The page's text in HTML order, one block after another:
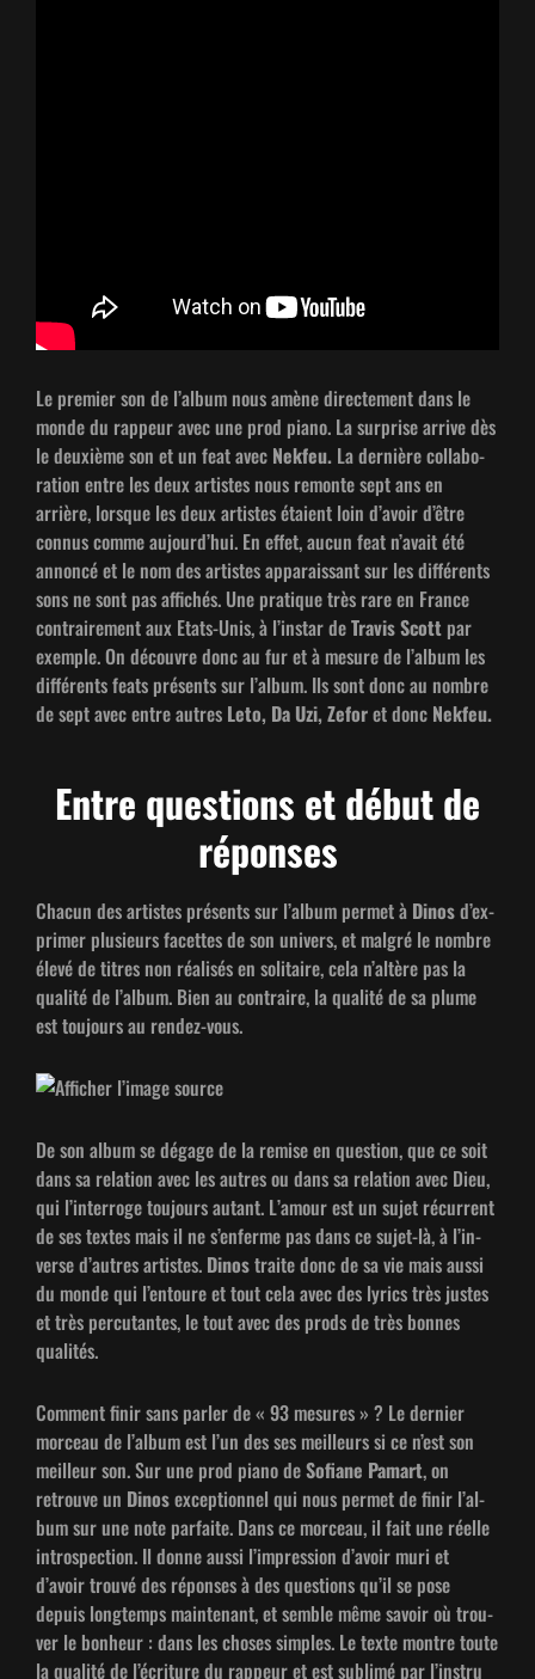
Le pre­mier son de l’al­bum nous amène directe­ment dans le
monde du rappeur avec une prod piano. La sur­prise arrive dès
le deux­ième son et un feat avec Nek­feu. La dernière col­lab­o­
ra­tion entre les deux artistes nous remonte sept ans en
arrière, lorsque les deux artistes étaient loin d’avoir d’être
con­nus comme aujour­d’hui. En effet, aucun feat n’avait été
annon­cé et le nom des artistes appa­rais­sant sur les dif­férents
sons ne sont pas affichés. Une pra­tique très rare en France
con­traire­ment aux Etats-Unis, à l’in­star deTravis Scott par
exem­ple. On décou­vre donc au fur et à mesure de l’al­bum les
dif­férents feats présents sur l’al­bum. Ils sont donc au nom­bre
de sept avec entre autres Leto, Da Uzi, Zeforet donc Nek­feu.
Entre questions et début de
réponses
Cha­cun des artistes présents sur l’al­bum per­met à Dinosd’ex­
primer plusieurs facettes de son univers, et mal­gré le nom­bre
élevé de titres non réal­isés en soli­taire, cela n’altère pas la
qual­ité de l’al­bum. Bien au con­traire, la qual­ité de sa plume
est tou­jours au rendez-vous.
De son album se dégage de la remise en ques­tion, que ce soit
dans sa rela­tion avec les autres ou dans sa rela­tion avec Dieu,
qui l’in­ter­roge tou­jours autant. L’amour est un sujet récur­rent
de ses textes mais il ne s’en­ferme pas dans ce sujet-là, à l’in­
verse d’autres artistes. Dinostraite donc de sa vie mais aus­si
du monde qui l’en­toure et tout cela avec des lyrics très justes
et très per­cu­tantes, le tout avec des prods de très bonnes
qualités.
Com­ment finir sans par­ler de « 93 mesures » ? Le dernier
morceau de l’al­bum est l’un des ses meilleurs si ce n’est son
meilleur son. Sur une prod piano deSofi­ane Pamart, on
retrou­ve un Dinosexcep­tion­nel qui nous per­met de finir l’al­
bum sur une note par­faite. Dans ce morceau, il fait une réelle
intro­spec­tion. Il donne aus­si l’im­pres­sion d’avoir muri et
d’avoir trou­vé des répons­es à des ques­tions qu’il se pose
depuis longtemps main­tenant, et sem­ble même savoir où trou­
ver le bon­heur : dans les choses sim­ples. Le texte mon­tre toute
la qual­ité de l’écri­t­ure du rappeur et est sub­limé par l’in­stru